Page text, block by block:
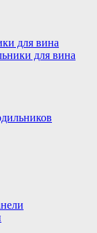
для вина
для вина